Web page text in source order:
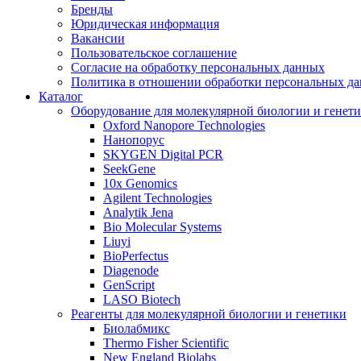
Бренды
Юридическая информация
Вакансии
Пользовательское соглашение
Согласие на обработку персональных данных
Политика в отношении обработки персональных
Каталог
Оборудование для молекулярной биологии и
Oxford Nanopore Technologies
Нанопорус
SKYGEN Digital PCR
SeekGene
10x Genomics
Agilent Technologies
Analytik Jena
Bio Molecular Systems
Liuyi
BioPerfectus
Diagenode
GenScript
LASO Biotech
Реагенты для молекулярной биологии и генетики
Биолабмикс
Thermo Fisher Scientific
New England Biolabs